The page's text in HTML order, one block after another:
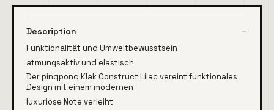
Description
Funktionalität und Umweltbewusstsein
atmungsaktiv und elastisch
Der pinqponq Klak Construct Lilac vereint funktionales
Design mit einem modernen
luxuriöse Note verleiht